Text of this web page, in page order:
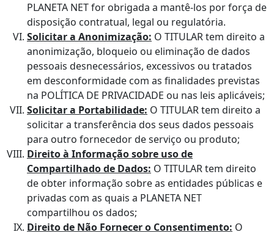
PLANETA NET for obrigada a mantê-los por força de
disposição contratual, legal ou regulatória.
Solicitar a Anonimização: O TITULAR tem direito a
anonimização, bloqueio ou eliminação de dados
pessoais desnecessários, excessivos ou tratados
em desconformidade com as finalidades previstas
na POLÍTICA DE PRIVACIDADE ou nas leis aplicáveis;
Solicitar a Portabilidade: O TITULAR tem direito a
solicitar a transferência dos seus dados pessoais
para outro fornecedor de serviço ou produto;
Direito à Informação sobre uso de
Compartilhado de Dados: O TITULAR tem direito
de obter informação sobre as entidades públicas e
privadas com as quais a PLANETA NET
compartilhou os dados;
Direito de Não Fornecer o Consentimento: O